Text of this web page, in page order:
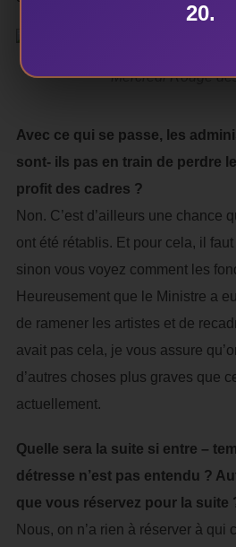
Mercredi Rouge
Avec ce qui se passe, les
sont- ils pas en train de perdre
profit des cadres ?
Non. C’est d’ailleurs une chance
ont été rétablis. Et pour cela, il
sinon vous voyez comment les
Heureusement que le Ministre a
de ramener les artistes et de
avait pas cela, je vous assure
d’autres choses plus graves que
actuellement.
Quelle sera la suite si entre –
détresse n’est pas entendu ?
que vous réservez pour la suite
Nous, on n’a rien à réserver à qui
20.